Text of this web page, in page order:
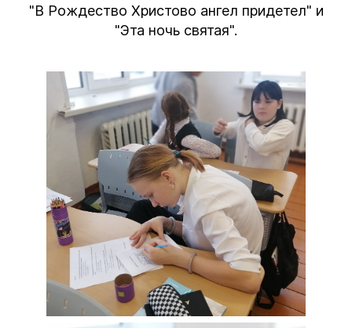
"В Рождество Христово ангел придетел" и
"Эта ночь святая".